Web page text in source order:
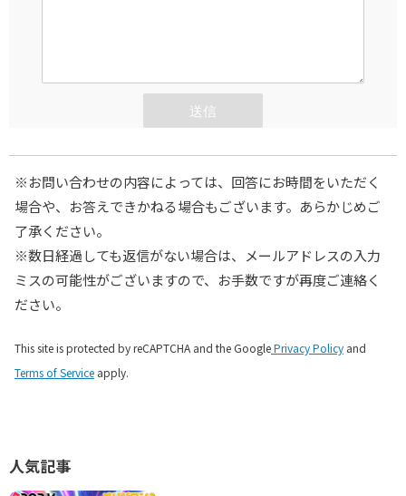
※お問い合わせの内容によっては、回答にお時間をいただく
場合や、お答えできかねる場合もございます。あらかじめご
了承ください。
※数日経過しても返信がない場合は、メールアドレスの入力
ミスの可能性がございますので、お手数ですが再度ご連絡く
ださい。
This site is protected by reCAPTCHA and the GooglePrivacy Policy and
Terms of Service apply.
人気記事